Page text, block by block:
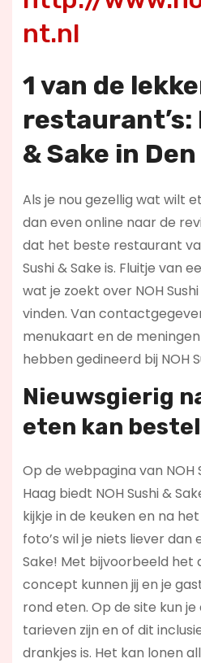
nt.nl
1 van de
restaurant’s:
& Sake in
Als je nou gezellig wat wilt
dan even online naar de
dat het beste restaurant
Sushi & Sake is. Fluitje van
wat je zoekt over NOH
vinden. Van
menukaart en de
hebben gedineerd bij NOH
Nieuwsgierig
eten kan
Op de webpagina van NOH
Haag biedt NOH Sushi &
kijkje in de keuken en na
foto’s wil je niets liever dan
Sake! Met bijvoorbeeld
concept kunnen jij en je
rond eten. Op de site kun
tarieven zijn en of dit
drankjes is. Het kan lonen